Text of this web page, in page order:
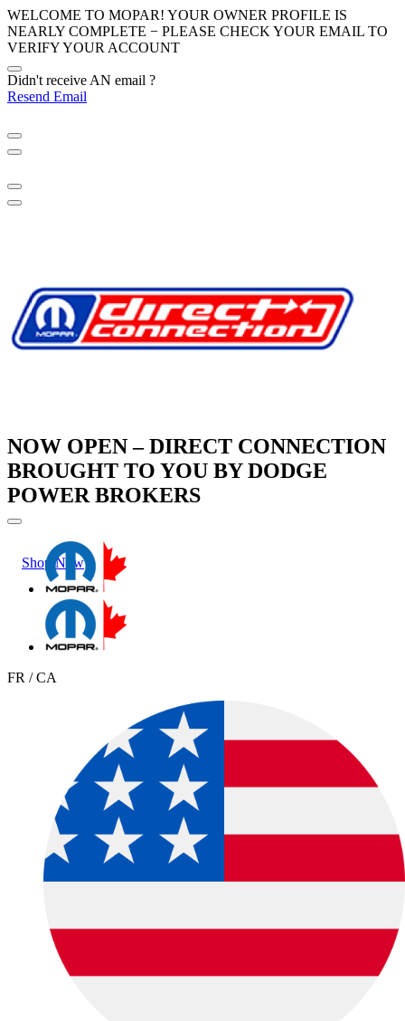
WELCOME TO MOPAR! YOUR OWNER PROFILE IS
NEARLY COMPLETE − PLEASE CHECK YOUR EMAIL TO
VERIFY YOUR ACCOUNT
Didn't receive AN email ?
Resend Email
NOW OPEN – DIRECT CONNECTION
BROUGHT TO YOU BY DODGE
POWER BROKERS
Shop Now
FR / CA